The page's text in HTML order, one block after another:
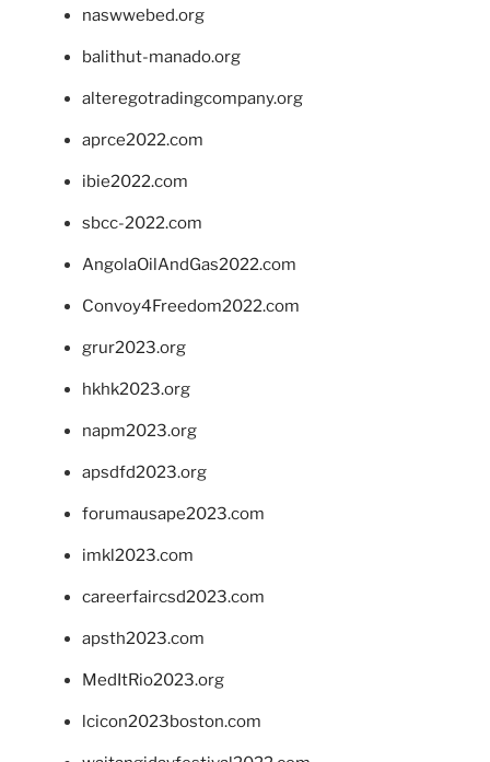
naswwebed.org
balithut-manado.org
alteregotradingcompany.org
aprce2022.com
ibie2022.com
sbcc-2022.com
AngolaOilAndGas2022.com
Convoy4Freedom2022.com
grur2023.org
hkhk2023.org
napm2023.org
apsdfd2023.org
forumausape2023.com
imkl2023.com
careerfaircsd2023.com
apsth2023.com
MedItRio2023.org
lcicon2023boston.com